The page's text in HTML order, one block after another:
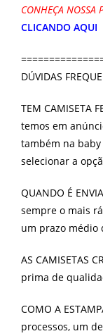
CONHEÇA NOSSA
CLICANDO AQUI
DÚVIDAS
TEM CAMISETA
temos em
também na baby
selecionar a
QUANDO É
sempre o mais
um prazo médio
AS CAMISETAS
prima de
COMO A
processos, um